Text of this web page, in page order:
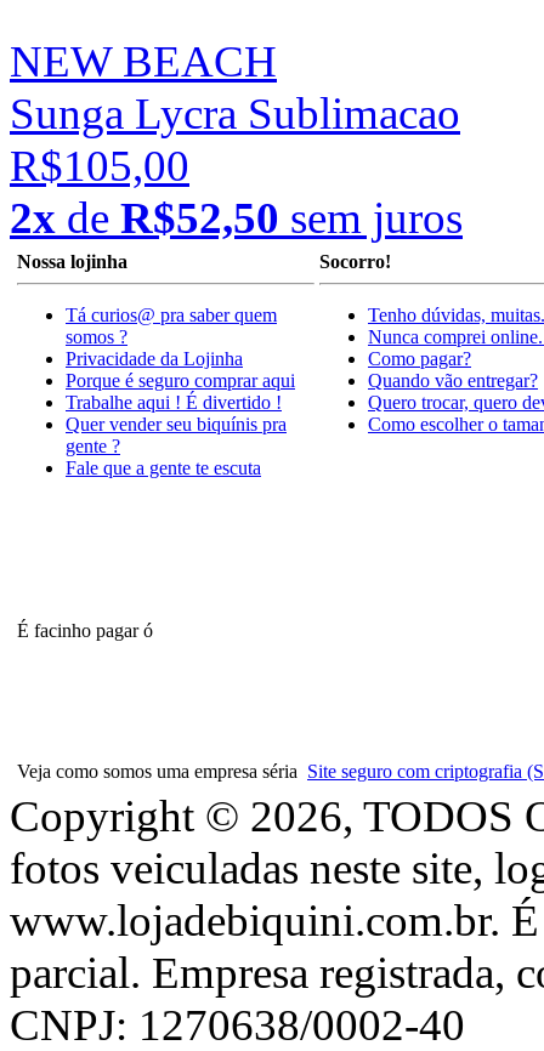
NEW BEACH
Sunga Lycra Sublimacao
R$105,00
2x de R$52,50 sem juros
Nossa lojinha
Tá curios@ pra saber quem
somos ?
Privacidade da Lojinha
Porque é seguro comprar aqui
Trabalhe aqui ! É divertido !
Quer vender seu biquínis pra
gente ?
Fale que a gente te escuta
Socorro!
Tenho dúvidas, muitas.
Nunca comprei online.
Como pagar?
Quando vão entregar?
Quero trocar, quero
Como escolher o
É facinho pagar ó
Veja como somos uma empresa séria Site seguro com criptografia
Copyright © 2026, TODOS
fotos veiculadas neste site,
www.lojadebiquini.com.br. É
parcial. Empresa registrada,
CNPJ: 1270638/0002-40